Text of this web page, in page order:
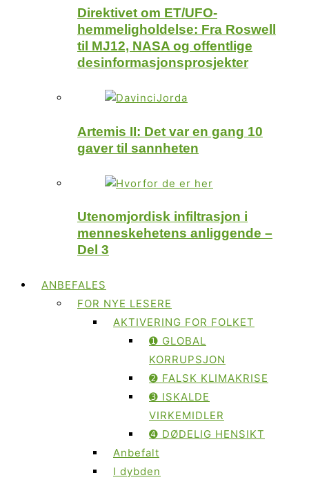
Direktivet om ET/UFO-
hemmeligholdelse: Fra Roswell
til MJ12, NASA og offentlige
desinformasjonsprosjekter
Artemis II: Det var en gang 10
gaver til sannheten
Utenomjordisk infiltrasjon i
menneskehetens anliggende –
Del 3
ANBEFALES
FOR NYE LESERE
AKTIVERING FOR FOLKET
➊ GLOBAL
KORRUPSJON
➋ FALSK KLIMAKRISE
➌ ISKALDE
VIRKEMIDLER
➍ DØDELIG HENSIKT
Anbefalt
I dybden